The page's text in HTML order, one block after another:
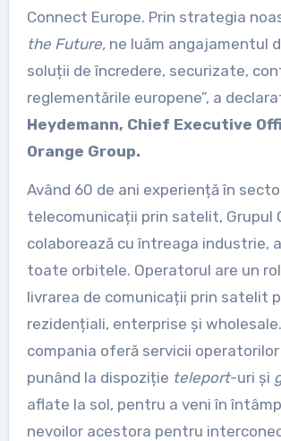
Connect Europe. Prin strategia
the Future, ne luăm angajamentul
soluții de încredere, securizate,
reglementările europene”, a
Heydemann, Chief Executive
Orange Group.
Având 60 de ani experiență în
telecomunicații prin satelit, Grupul
colaborează cu întreaga industrie,
toate orbitele. Operatorul are un
livrarea de comunicații prin satelit
rezidențiali, enterprise și
compania oferă servicii
punând la dispoziție teleport-uri și
aflate la sol, pentru a veni în
nevoilor acestora pentru